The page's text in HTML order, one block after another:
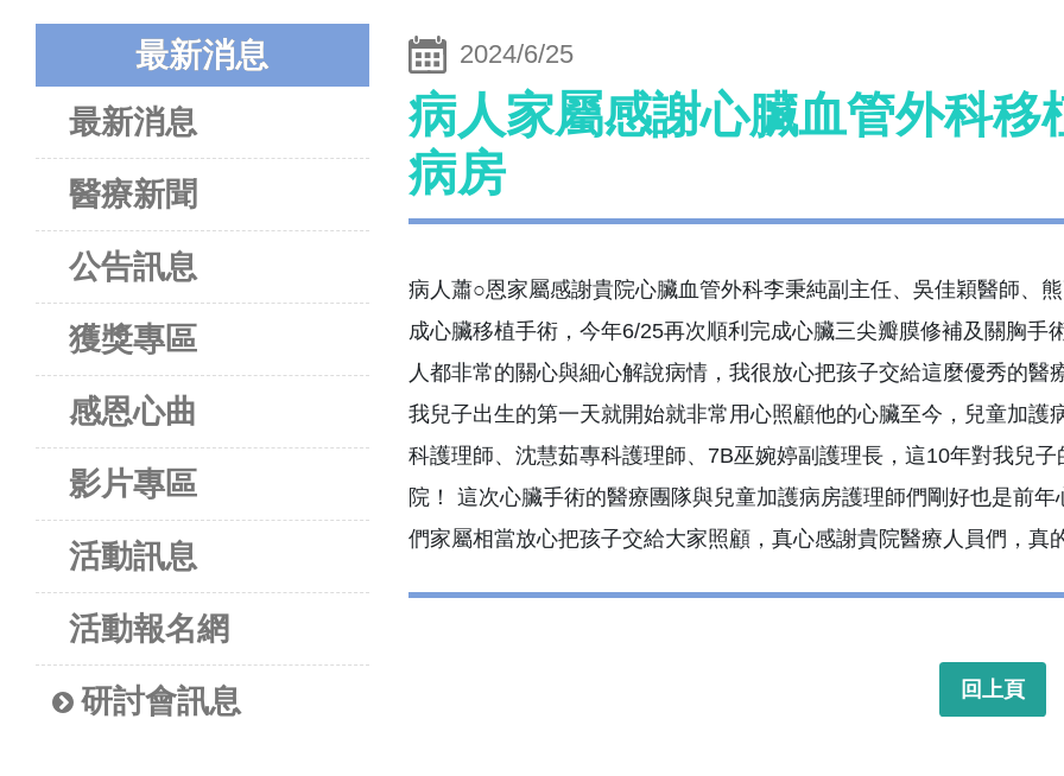
最新消息
最新消息
醫療新聞
公告訊息
獲獎專區
感恩心曲
影片專區
活動訊息
活動報名網
研討會訊息
2024/6/25
病人家屬感謝心臟血管外科
病房
病人蕭○恩家屬感謝貴院心臟血管外科李秉純副主任、吳佳穎醫師、
成心臟移植手術，今年6/25再次順利完成心臟三尖瓣膜修補及關胸
人都非常的關心與細心解說病情，我很放心把孩子交給這麼優秀的
我兒子出生的第一天就開始就非常用心照顧他的心臟至今，兒童加
科護理師、沈慧茹專科護理師、7B巫婉婷副護理長，這10年對我兒
院！ 這次心臟手術的醫療團隊與兒童加護病房護理師們剛好也是前
們家屬相當放心把孩子交給大家照顧，真心感謝貴院醫療人員們，真
回上頁